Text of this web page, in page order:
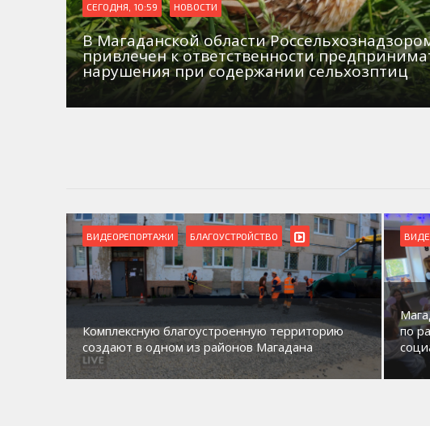
СЕГОДНЯ, 10:59 НОВОСТИ
В Магаданской области
привлечен к ответственности
нарушения при содержании сельхозптиц
ВИДЕОРЕПОРТАЖИ БЛАГОУСТРОЙСТВО
Комплексную благоустроенную территорию
создают в одном из районов Магадана
по